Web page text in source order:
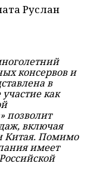
Руслан
консервов и
в
как
позволит
включая
Китая. Помимо
имеет